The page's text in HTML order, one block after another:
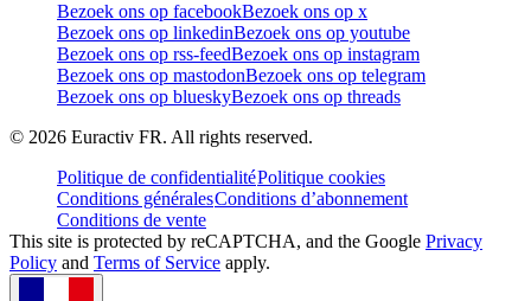
Bezoek ons op facebookBezoek ons op x
Bezoek ons op linkedinBezoek ons op youtube
Bezoek ons op rss-feedBezoek ons op instagram
Bezoek ons op mastodonBezoek ons op telegram
Bezoek ons op blueskyBezoek ons op threads
© 2026 Euractiv FR. All rights reserved.
Politique de confidentialitéPolitique cookies
Conditions généralesConditions d’abonnement
Conditions de vente
This site is protected by reCAPTCHA, and the Google Privacy
Policy and Terms of Service apply.